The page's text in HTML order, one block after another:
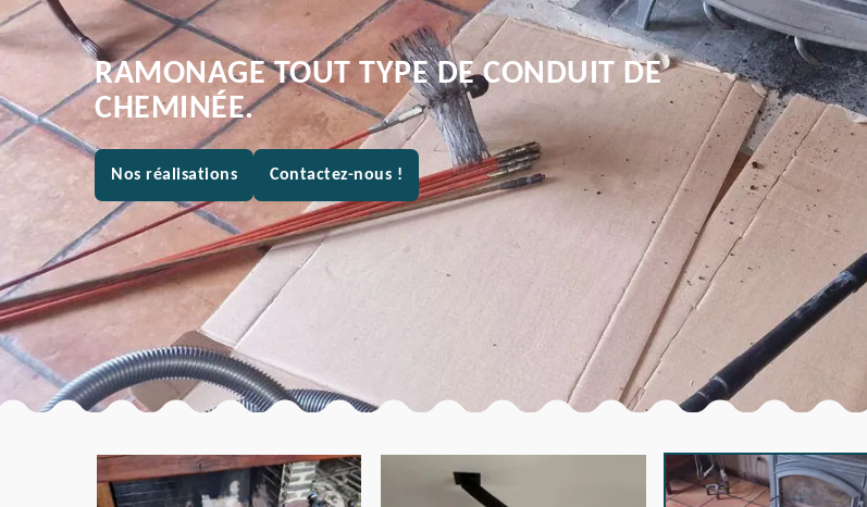
RAMONAGE TOUT TYPE DE CONDUIT DE
CHEMINÉE.
Nos réalisations Contactez-nous !